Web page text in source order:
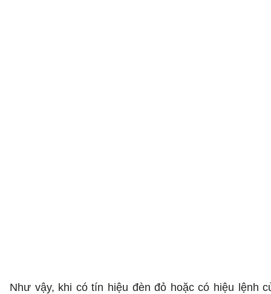
Như vậy, khi có tín hiệu đèn đỏ hoặc có hiệu lệnh